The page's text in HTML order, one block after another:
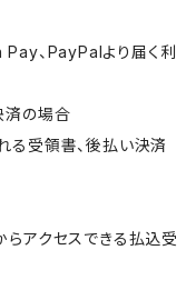
Pay、PayPalより届く利
済の場合
る受領書、後払い決済
らアクセスできる払込受